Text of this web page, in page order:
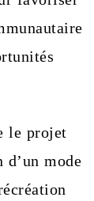
le projet
d’un mode